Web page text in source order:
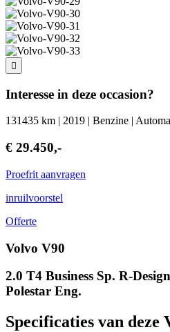
Interesse in deze occasion?
131435 km | 2019 | Benzine |
€ 29.450,-
Proefrit aanvragen
inruilvoorstel
Offerte
Volvo V90
2.0 T4 Business Sp. R-
Polestar Eng.
Specificaties van deze